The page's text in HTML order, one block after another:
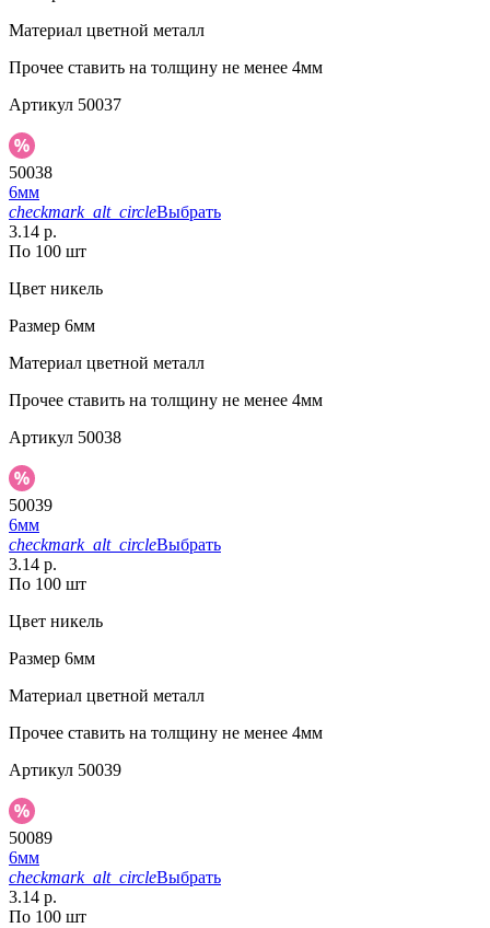
Материал цветной металл
Прочее ставить на толщину не менее 4мм
Артикул 50037
50038
6мм
checkmark_alt_circleВыбрать
3.14 р.
По 100 шт
Цвет никель
Размер 6мм
Материал цветной металл
Прочее ставить на толщину не менее 4мм
Артикул 50038
50039
6мм
checkmark_alt_circleВыбрать
3.14 р.
По 100 шт
Цвет никель
Размер 6мм
Материал цветной металл
Прочее ставить на толщину не менее 4мм
Артикул 50039
50089
6мм
checkmark_alt_circleВыбрать
3.14 р.
По 100 шт